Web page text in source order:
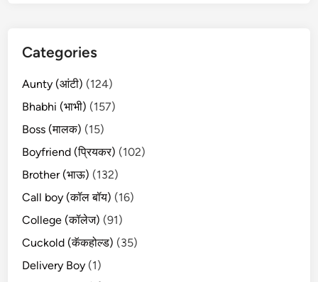
Categories
Aunty (आंटी) (124)
Bhabhi (भाभी) (157)
Boss (मालक) (15)
Boyfriend (प्रियकर) (102)
Brother (भाऊ) (132)
Call boy (कॉल बॉय) (16)
College (कॉलेज) (91)
Cuckold (कॅकहोल्ड) (35)
Delivery Boy (1)